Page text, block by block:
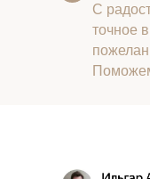
С
точное